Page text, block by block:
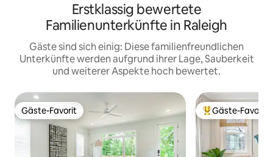
Erstklassig bewertete
Familienunterkünfte in Raleigh
Gäste sind sich einig: Diese familienfreundlichen
Unterkünfte werden aufgrund ihrer Lage, Sauberkeit
und weiterer Aspekte hoch bewertet.
Gäste-Favorit
Gäste-Favorit Beliebter Gäste-
Gäste-Favorit